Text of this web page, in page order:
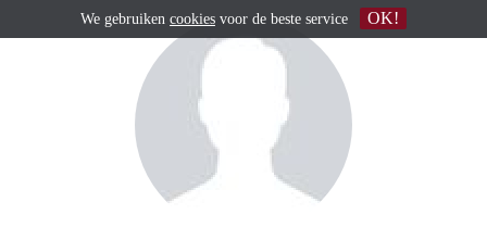
We gebruiken cookies voor de beste service OK!